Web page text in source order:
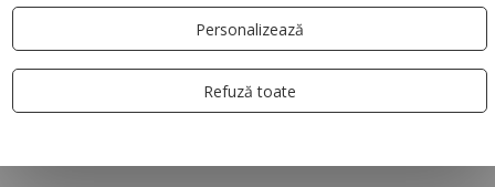
GAMĂ
LIVRARE
ORIUNDE
SUPORT
CLIENȚI
GARANȚIA
Personalizează
Refuză toate